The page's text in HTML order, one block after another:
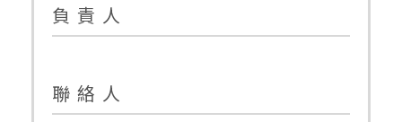
負 責 人
聯 絡 人